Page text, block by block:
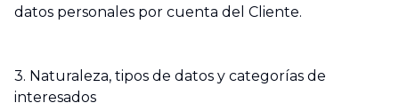
datos personales por cuenta del Cliente.
3. Naturaleza, tipos de datos y categorías de
interesados